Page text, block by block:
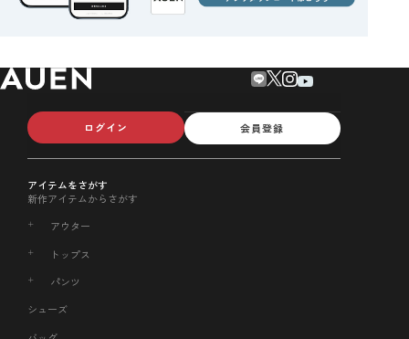
ログイン 会員登録
アイテムをさがす
新作アイテムからさがす
アウター
トップス
パンツ
シューズ